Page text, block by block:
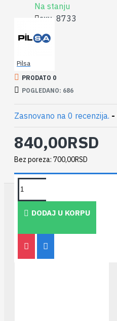
Na stanju
SKU: 8733
Pilsa
PRODATO 0
POGLEDANO: 686
Zasnovano na 0 recenzija. -
840,00RSD
Bez poreza: 700,00RSD
DODAJ U KORPU
TAKOĐE PREPORUČUJEMO